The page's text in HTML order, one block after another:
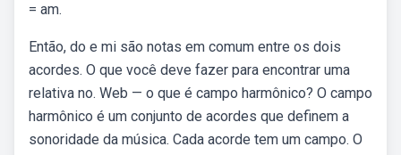
= am.
Então, do e mi são notas em comum entre os dois
acordes. O que você deve fazer para encontrar uma
relativa no. Web — o que é campo harmônico? O campo
harmônico é um conjunto de acordes que definem a
sonoridade da música. Cada acorde tem um campo. O